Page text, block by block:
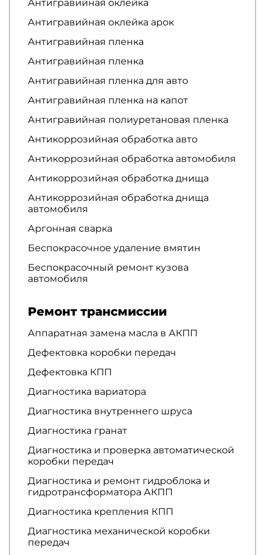
Антигравийная оклейка
Антигравийная оклейка арок
Антигравийная пленка
Антигравийная пленка
Антигравийная пленка для авто
Антигравийная пленка на капот
Антигравийная полиуретановая пленка
Антикоррозийная обработка авто
Антикоррозийная обработка автомобиля
Антикоррозийная обработка днища
Антикоррозийная обработка днища
автомобиля
Аргонная сварка
Беспокрасочное удаление вмятин
Беспокрасочный ремонт кузова
автомобиля
Ремонт трансмиссии
Аппаратная замена масла в АКПП
Дефектовка коробки передач
Дефектовка КПП
Диагностика вариатора
Диагностика внутреннего шруса
Диагностика гранат
Диагностика и проверка автоматической
коробки передач
Диагностика и ремонт гидроблока и
гидротрансформатора АКПП
Диагностика крепления КПП
Диагностика механической коробки
передач